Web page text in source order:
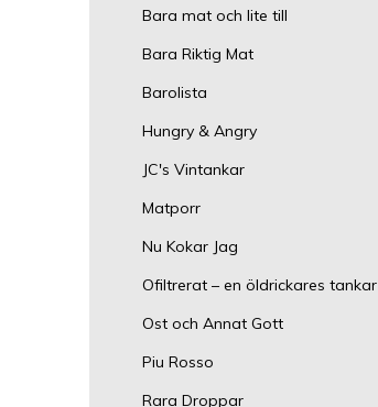
Bara mat och lite till
Bara Riktig Mat
Barolista
Hungry & Angry
JC's Vintankar
Matporr
Nu Kokar Jag
Ofiltrerat – en öldrickares tankar
Ost och Annat Gott
Piu Rosso
Rara Droppar